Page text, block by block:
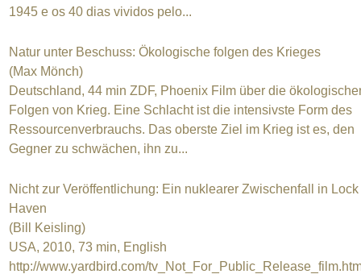
1945 e os 40 dias vividos pelo...
Natur unter Beschuss: Ökologische folgen des Krieges
(Max Mönch)
Deutschland, 44 min ZDF, Phoenix Film über die
Folgen von Krieg. Eine Schlacht ist die intensivste Form des
Ressourcenverbrauchs. Das oberste Ziel im Krieg ist es, den
Gegner zu schwächen, ihn zu...
Nicht zur Veröffentlichung: Ein nuklearer Zwischenfall in Lock
Haven
(Bill Keisling)
USA, 2010, 73 min, English
http://www.yardbird.com/